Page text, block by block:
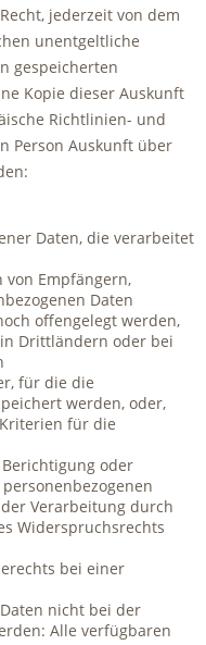
jederzeit von dem
unentgeltliche
gespeicherten
Kopie dieser Auskunft
Richtlinien- und
Person Auskunft über
Daten, die verarbeitet
von Empfängern,
Daten
offengelegt werden,
Drittländern oder bei
für die die
werden, oder,
für die
oder
Verarbeitung durch
Widerspruchsrechts
bei einer
nicht bei der
Alle verfügbaren